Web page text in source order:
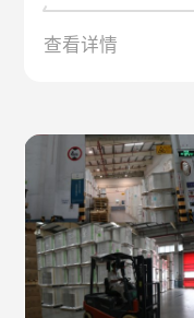
查看详情